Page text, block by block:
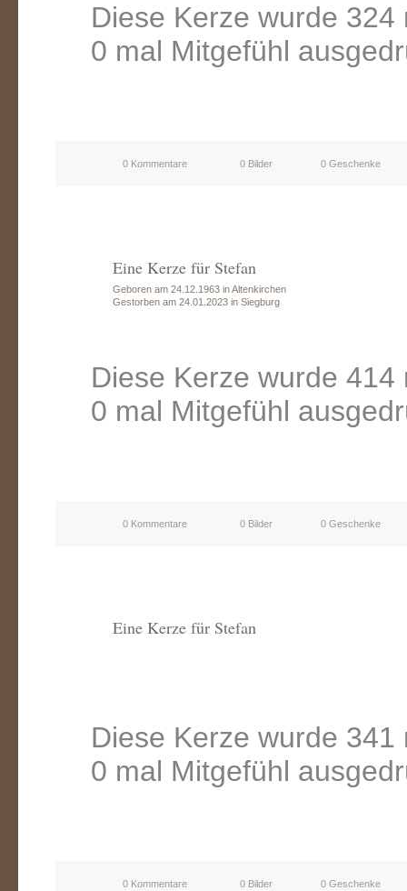
Diese Kerze wurde
0 mal Mitgefühl
0 Kommentare 0 Bilder 0 Geschenke
Eine Kerze für Stefan
Geboren am 24.12.1963 in Altenkirchen
Gestorben am 24.01.2023 in Siegburg
Diese Kerze wurde
0 mal Mitgefühl
0 Kommentare 0 Bilder 0 Geschenke
Eine Kerze für Stefan
Diese Kerze wurde
0 mal Mitgefühl
0 Kommentare 0 Bilder 0 Geschenke